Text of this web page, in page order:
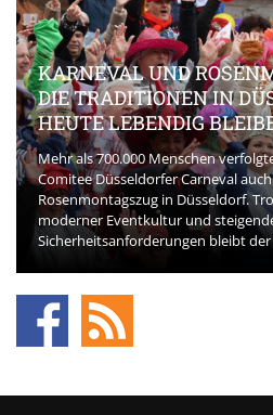
KARNEVAL UND
DIE TRADITIONEN IN
HEUTE LEBENDIG
Mehr als 700.000 Menschen
Comitee Düsseldorfer Carneval
Rosenmontagszug in Düsseldorf.
moderner Eventkultur und
Sicherheitsanforderungen bleibt